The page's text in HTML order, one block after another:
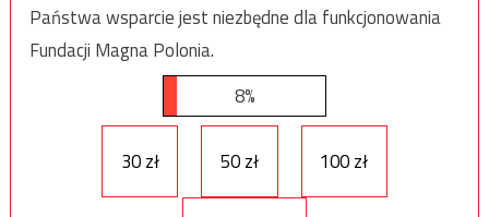
Państwa wsparcie jest niezbędne dla funkcjonowania
Fundacji Magna Polonia.
8%
30 zł 50 zł 100 zł